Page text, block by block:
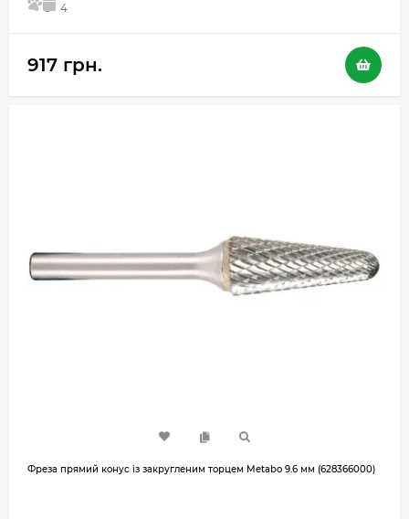
5 4
917 грн.
Фреза прямий конус із закругленим торцем Metabo 9.6 мм (628366000)